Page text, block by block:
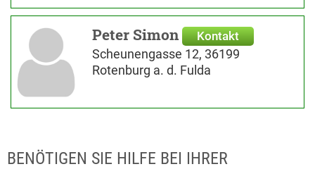
Peter Simon Kontakt
Scheunengasse 12, 36199
Rotenburg a. d. Fulda
BENÖTIGEN SIE HILFE BEI IHRER